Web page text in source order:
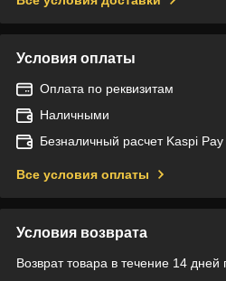
Условия оплаты
Оплата по реквизитам
Наличными
Безналичный расчет Kaspi Pay
Все условия оплаты
Условия возврата
Возврат товара в течение 14 дней